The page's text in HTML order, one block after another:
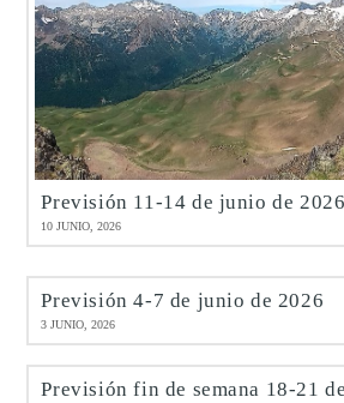
Previsión 11-14 de junio de 2026
10 JUNIO, 2026
Previsión 4-7 de junio de 2026
3 JUNIO, 2026
Previsión fin de semana 18-21